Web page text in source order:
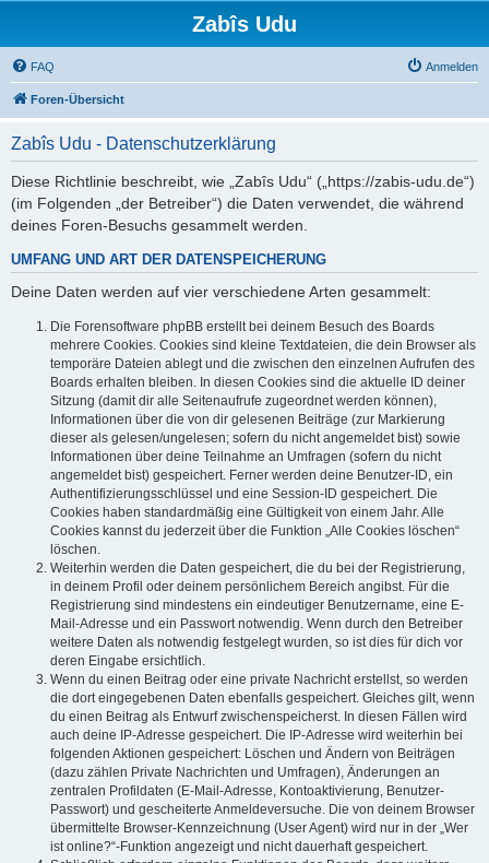
Zabîs Udu
FAQ Anmelden
Foren-Übersicht
Zabîs Udu - Datenschutzerklärung
Diese Richtlinie beschreibt, wie „Zabîs Udu“ („https://zabis-udu.de“)
(im Folgenden „der Betreiber“) die Daten verwendet, die während
deines Foren-Besuchs gesammelt werden.
UMFANG UND ART DER DATENSPEICHERUNG
Deine Daten werden auf vier verschiedene Arten gesammelt:
Die Forensoftware phpBB erstellt bei deinem Besuch des Boards
mehrere Cookies. Cookies sind kleine Textdateien, die dein Browser als
temporäre Dateien ablegt und die zwischen den einzelnen Aufrufen des
Boards erhalten bleiben. In diesen Cookies sind die aktuelle ID deiner
Sitzung (damit dir alle Seitenaufrufe zugeordnet werden können),
Informationen über die von dir gelesenen Beiträge (zur Markierung
dieser als gelesen/ungelesen; sofern du nicht angemeldet bist) sowie
Informationen über deine Teilnahme an Umfragen (sofern du nicht
angemeldet bist) gespeichert. Ferner werden deine Benutzer-ID, ein
Authentifizierungsschlüssel und eine Session-ID gespeichert. Die
Cookies haben standardmäßig eine Gültigkeit von einem Jahr. Alle
Cookies kannst du jederzeit über die Funktion „Alle Cookies löschen“
löschen.
Weiterhin werden die Daten gespeichert, die du bei der Registrierung,
in deinem Profil oder deinem persönlichem Bereich angibst. Für die
Registrierung sind mindestens ein eindeutiger Benutzername, eine E-
Mail-Adresse und ein Passwort notwendig. Wenn durch den Betreiber
weitere Daten als notwendig festgelegt wurden, so ist dies für dich vor
deren Eingabe ersichtlich.
Wenn du einen Beitrag oder eine private Nachricht erstellst, so werden
die dort eingegebenen Daten ebenfalls gespeichert. Gleiches gilt, wenn
du einen Beitrag als Entwurf zwischenspeicherst. In diesen Fällen wird
auch deine IP-Adresse gespeichert. Die IP-Adresse wird weiterhin bei
folgenden Aktionen gespeichert: Löschen und Ändern von Beiträgen
(dazu zählen Private Nachrichten und Umfragen), Änderungen an
zentralen Profildaten (E-Mail-Adresse, Kontoaktivierung, Benutzer-
Passwort) und gescheiterte Anmeldeversuche. Die von deinem Browser
übermittelte Browser-Kennzeichnung (User Agent) wird nur in der „Wer
ist online?“-Funktion angezeigt und nicht dauerhaft gespeichert.